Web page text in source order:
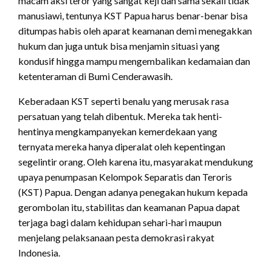
manusiawi, tentunya KST Papua harus benar-benar bisa
ditumpas habis oleh aparat keamanan demi menegakkan
hukum dan juga untuk bisa menjamin situasi yang
kondusif hingga mampu mengembalikan kedamaian dan
ketenteraman di Bumi Cenderawasih.
Keberadaan KST seperti benalu yang merusak rasa
persatuan yang telah dibentuk. Mereka tak henti-
hentinya mengkampanyekan kemerdekaan yang
ternyata mereka hanya diperalat oleh kepentingan
segelintir orang. Oleh karena itu, masyarakat mendukung
upaya penumpasan Kelompok Separatis dan Teroris
(KST) Papua. Dengan adanya penegakan hukum kepada
gerombolan itu, stabilitas dan keamanan Papua dapat
terjaga bagi dalam kehidupan sehari-hari maupun
menjelang pelaksanaan pesta demokrasi rakyat
Indonesia.